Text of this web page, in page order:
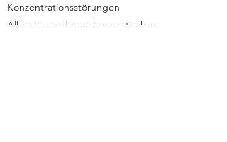
Konzentrationsstörungen
Allergien und psychosomatischen